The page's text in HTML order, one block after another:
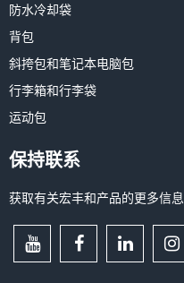
防水冷却袋
背包
斜挎包和笔记本电脑包
行李箱和行李袋
运动包
保持联系
获取有关宏丰和产品的更多信息